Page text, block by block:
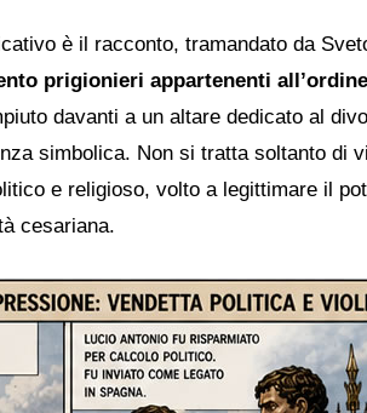
è il racconto, tramandato da
prigionieri appartenenti
davanti a un altare dedicato al
simbolica. Non si tratta soltanto di
e religioso, volto a legittimare il
cesariana.